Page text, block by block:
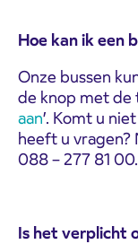
Hoe kan ik een
Onze bussen
de knop met de
aan’. Komt u
heeft u vragen?
088 – 277 81 00.
Is het verplicht